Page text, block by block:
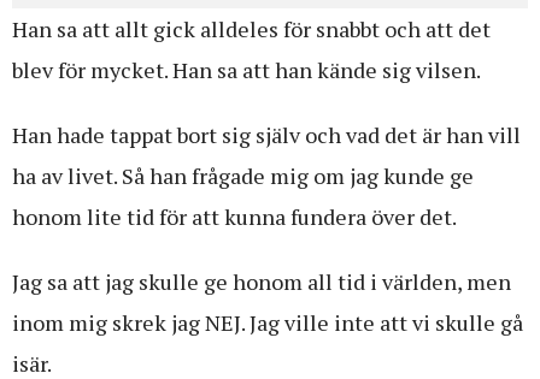
Han sa att allt gick alldeles för snabbt och att det
blev för mycket. Han sa att han kände sig vilsen.
Han hade tappat bort sig själv och vad det är han vill
ha av livet. Så han frågade mig om jag kunde ge
honom lite tid för att kunna fundera över det.
Jag sa att jag skulle ge honom all tid i världen, men
inom mig skrek jag NEJ. Jag ville inte att vi skulle gå
isär.